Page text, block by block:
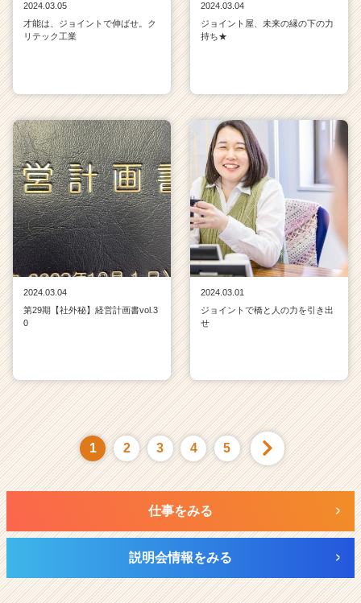
2024.03.05
才能は、ジョイントで伸ばせ。ク
リテック工業
2024.03.04
ジョイント屋、未来の縁の下の力
持ち★
2024.03.04
第29期【社外秘】経営計画書vol.3
0
2024.03.01
ジョイントで橋と人の力を引き出
せ
1 2 3 4 5
仕事をみる
説明会情報をみる